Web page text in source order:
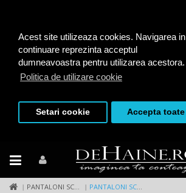
Acest site utilizeaza cookies. Navigarea in
continuare reprezinta acceptul
dumneavoastra pentru utilizarea acestora.
Politica de utilizare cookie
Setari cookie Accepta toate
PANTALONI SCURTI PANTALONI SCURTI CASUAL, CU IMPRIMEU, 13109 21-4.1